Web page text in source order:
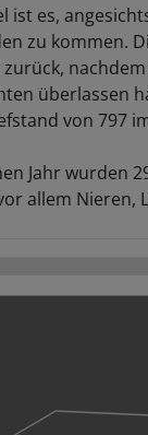
ist es,
zu kommen.
überlassen
von 797
Jahr wurden
allem Nieren,